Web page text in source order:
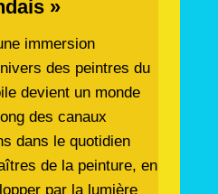
»
immersion
des peintres du
devient un monde
des canaux
dans le quotidien
de la peinture, en
par la lumière